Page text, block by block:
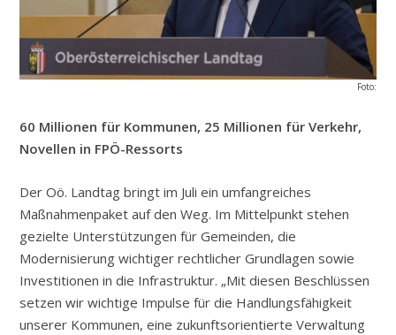
Foto:
60 Millionen für Kommunen, 25 Millionen für Verkehr,
Novellen in FPÖ-Ressorts
Der Oö. Landtag bringt im Juli ein umfangreiches
Maßnahmenpaket auf den Weg. Im Mittelpunkt stehen
gezielte Unterstützungen für Gemeinden, die
Modernisierung wichtiger rechtlicher Grundlagen sowie
Investitionen in die Infrastruktur. „Mit diesen Beschlüssen
setzen wir wichtige Impulse für die Handlungsfähigkeit
unserer Kommunen, eine zukunftsorientierte Verwaltung